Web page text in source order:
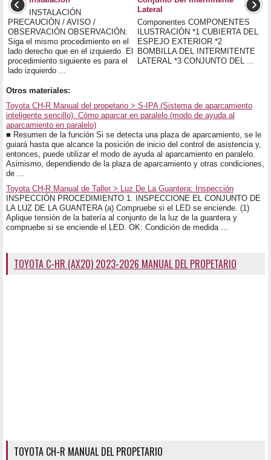
INSTALACIÓN
PRECAUCIÓN / AVISO /
OBSERVACIÓN OBSERVACIÓN:
Siga el mismo procedimiento en el
lado derecho que en el izquierdo. El
procedimiento siguiente es para el
lado izquierdo ...
Lateral
Componentes COMPONENTES
ILUSTRACIÓN *1 CUBIERTA DEL
ESPEJO EXTERIOR *2
BOMBILLA DEL INTERMITENTE
LATERAL *3 CONJUNTO DEL ...
Otros materiales:
Toyota CH-R Manual del propetario > S-IPA (Sistema de aparcamiento
inteligente sencillo): Cómo aparcar en paralelo (modo de ayuda al
aparcamiento en paralelo)
■ Resumen de la función Si se detecta una plaza de aparcamiento, se le
guiará hasta que alcance la posición de inicio del control de asistencia y,
entonces, puede utilizar el modo de ayuda al aparcamiento en paralelo.
Asimismo, dependiendo de la plaza de aparcamiento y otras condiciones,
de ...
Toyota CH-R Manual de Taller > Luz De La Guantera: Inspección
INSPECCIÓN PROCEDIMIENTO 1. INSPECCIONE EL CONJUNTO DE
LA LUZ DE LA GUANTERA (a) Compruebe si el LED se enciende. (1)
Aplique tensión de la batería al conjunto de la luz de la guantera y
compruebe si se enciende el LED. OK: Condición de medida ...
TOYOTA C-HR (AX20) 2023-2026 MANUAL DEL PROPETARIO
TOYOTA CH-R MANUAL DEL PROPETARIO